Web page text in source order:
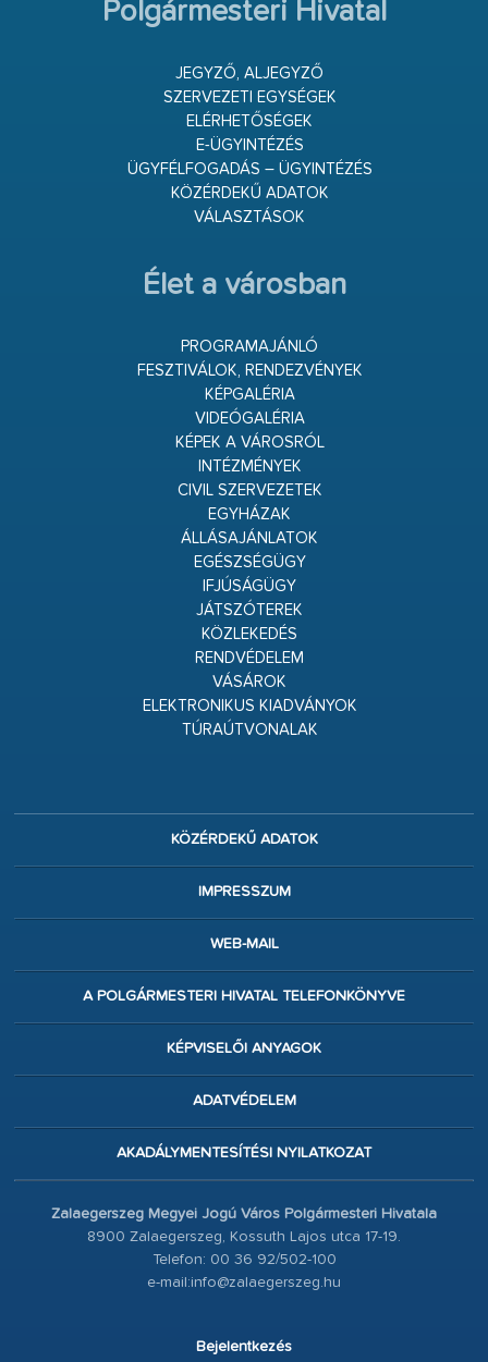
Polgármesteri Hivatal
JEGYZŐ, ALJEGYZŐ
SZERVEZETI EGYSÉGEK
ELÉRHETŐSÉGEK
E-ÜGYINTÉZÉS
ÜGYFÉLFOGADÁS – ÜGYINTÉZÉS
KÖZÉRDEKŰ ADATOK
VÁLASZTÁSOK
Élet a városban
PROGRAMAJÁNLÓ
FESZTIVÁLOK, RENDEZVÉNYEK
KÉPGALÉRIA
VIDEÓGALÉRIA
KÉPEK A VÁROSRÓL
INTÉZMÉNYEK
CIVIL SZERVEZETEK
EGYHÁZAK
ÁLLÁSAJÁNLATOK
EGÉSZSÉGÜGY
IFJÚSÁGÜGY
JÁTSZÓTEREK
KÖZLEKEDÉS
RENDVÉDELEM
VÁSÁROK
ELEKTRONIKUS KIADVÁNYOK
TÚRAÚTVONALAK
KÖZÉRDEKŰ ADATOK
IMPRESSZUM
WEB-MAIL
A POLGÁRMESTERI HIVATAL TELEFONKÖNYVE
KÉPVISELŐI ANYAGOK
ADATVÉDELEM
AKADÁLYMENTESÍTÉSI NYILATKOZAT
Zalaegerszeg Megyei Jogú Város Polgármesteri Hivatala
8900 Zalaegerszeg, Kossuth Lajos utca 17-19.
Telefon: 00 36 92/502-100
e-mail:info@zalaegerszeg.hu
Bejelentkezés